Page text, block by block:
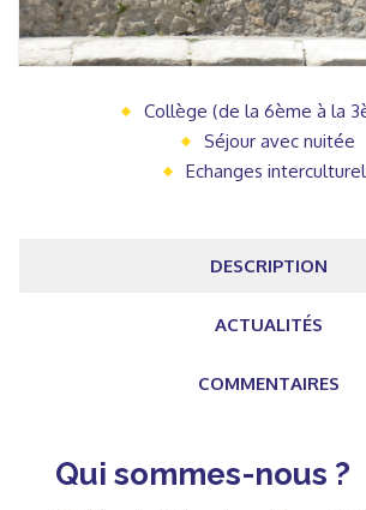
Collège (de la 6ème à la
Séjour avec nuitée
Echanges
DESCRIPTION
ACTUALITÉS
COMMENTAIRES
Qui sommes-nous ?